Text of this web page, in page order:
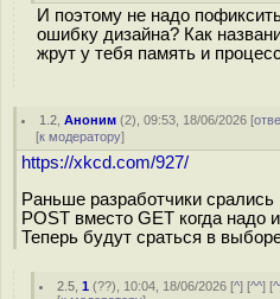
И поэтому не надо
ошибку дизайна? Как
жрут у тебя память и
1.2 ,Аноним (2), 09:53, 18/06/2026 [
[к модератору]
https://xkcd.com/927/
Раньше разработчики срались
POST вместо GET когда надо
Теперь будут сраться в
2.5 ,1 (??), 10:04, 18/06/2026 [^] [^^] [